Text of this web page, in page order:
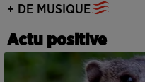
+ DE MUSIQUE
Actu positive